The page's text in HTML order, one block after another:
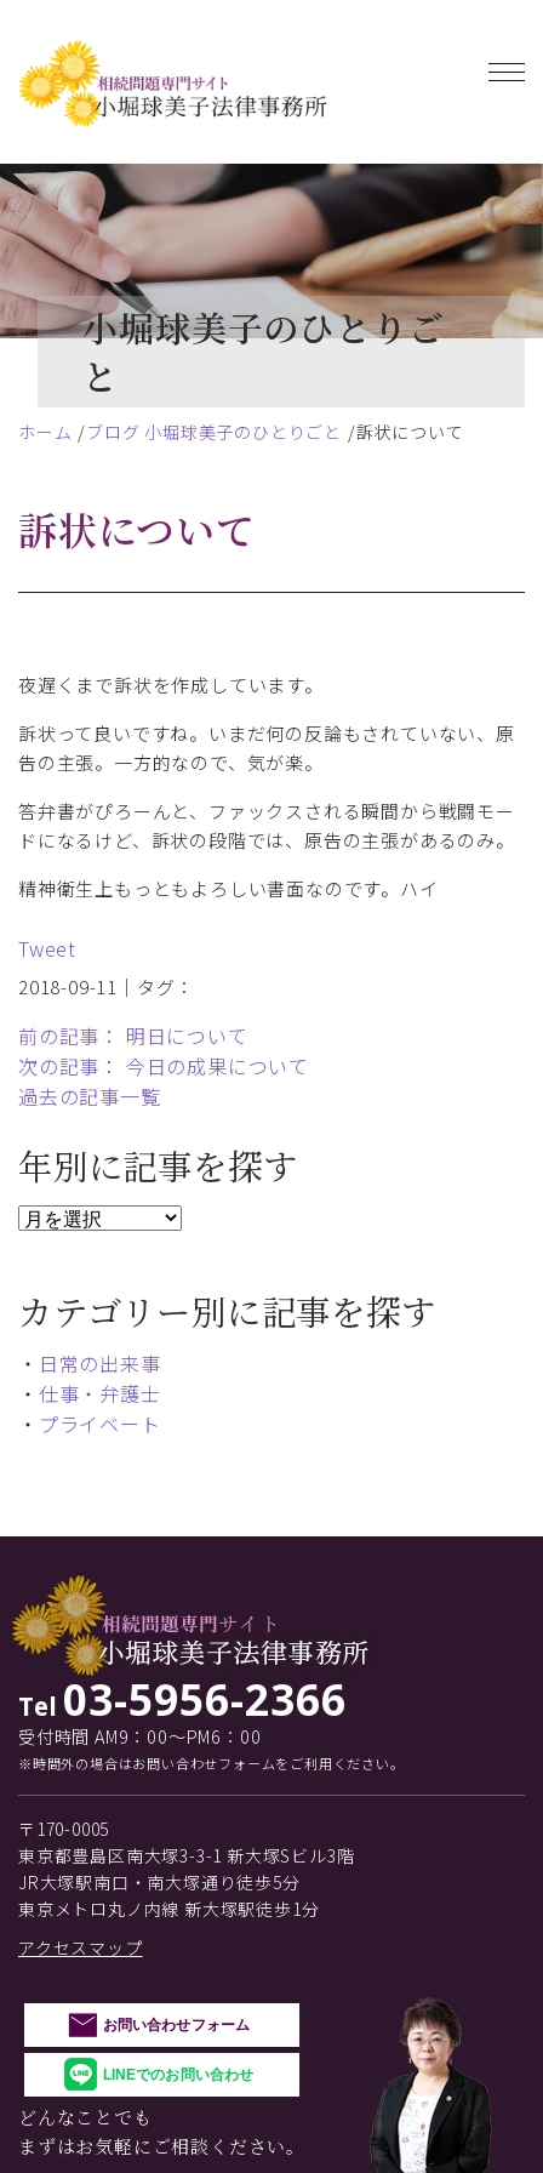
小堀球美子のひとりご
と
ホーム ブログ 小堀球美子のひとりごと 訴状について
訴状について
夜遅くまで訴状を作成しています。
訴状って良いですね。いまだ何の反論もされていない、原
告の主張。一方的なので、気が楽。
答弁書がぴろーんと、ファックスされる瞬間から戦闘モー
ドになるけど、訴状の段階では、原告の主張があるのみ。
精神衛生上もっともよろしい書面なのです。ハイ
Tweet
2018-09-11｜タグ：
前の記事： 明日について
次の記事： 今日の成果について
過去の記事一覧
年別に記事を探す
カテゴリー別に記事を探す
・ 日常の出来事
・ 仕事・弁護士
・ プライベート
Tel 03-5956-2366
受付時間 AM9：00～PM6：00
※時間外の場合はお問い合わせフォームをご利用ください。
〒170-0005
東京都豊島区南大塚3-3-1 新大塚Sビル3階
JR大塚駅南口・南大塚通り徒歩5分
東京メトロ丸ノ内線 新大塚駅徒歩1分
アクセスマップ
お問い合わせフォーム
LINEでのお問い合わせ
どんなことでも
まずはお気軽にご相談ください。